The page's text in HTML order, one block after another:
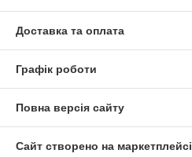
Доставка та оплата
Графік роботи
Повна версія сайту
Сайт створено на маркетплейсі